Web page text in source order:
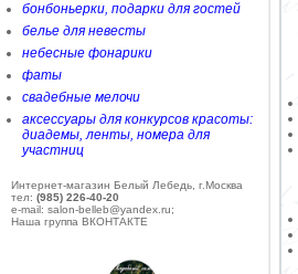
бонбоньерки, подарки для гостей
белье для невесты
небесные фонарики
фаты
свадебные мелочи
аксессуары для конкурсов красоты:
диадемы, ленты, номера для
участниц
Интернет-магазин Белый Лебедь, г.Москва
тел: (985) 226-40-20
e-mail: salon-belleb@yandex.ru;
Наша группа ВКОНТАКТЕ